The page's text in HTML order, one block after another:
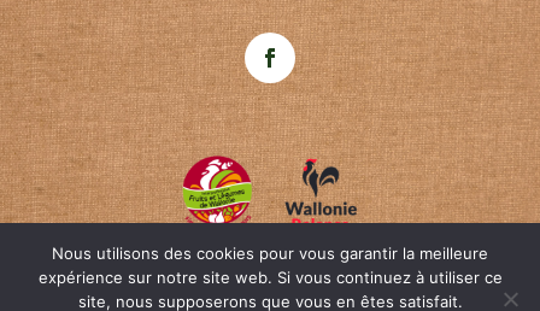
Nous utilisons des cookies pour vous garantir la meilleure
expérience sur notre site web. Si vous continuez à utiliser ce
site, nous supposerons que vous en êtes satisfait.